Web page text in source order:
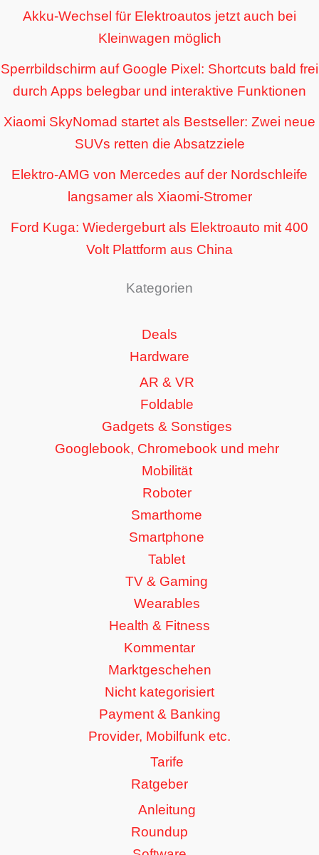
Akku-Wechsel für Elektroautos jetzt auch bei
Kleinwagen möglich
Sperrbildschirm auf Google Pixel: Shortcuts bald frei
durch Apps belegbar und interaktive Funktionen
Xiaomi SkyNomad startet als Bestseller: Zwei neue
SUVs retten die Absatzziele
Elektro-AMG von Mercedes auf der Nordschleife
langsamer als Xiaomi-Stromer
Ford Kuga: Wiedergeburt als Elektroauto mit 400
Volt Plattform aus China
Kategorien
Deals
Hardware
AR & VR
Foldable
Gadgets & Sonstiges
Googlebook, Chromebook und mehr
Mobilität
Roboter
Smarthome
Smartphone
Tablet
TV & Gaming
Wearables
Health & Fitness
Kommentar
Marktgeschehen
Nicht kategorisiert
Payment & Banking
Provider, Mobilfunk etc.
Tarife
Ratgeber
Anleitung
Roundup